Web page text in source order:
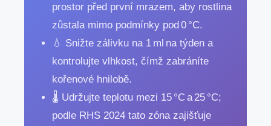
prostor před první mrazem, aby rostlina
zůstala mimo podmínky pod 0 °C.
💧 Snižte zálivku na 1 ml na týden a
kontrolujte vlhkost, čímž zabráníte
kořenové hnilobě.
🌡️ Udržujte teplotu mezi 15 °C a 25 °C;
podle RHS 2024 tato zóna zajišťuje